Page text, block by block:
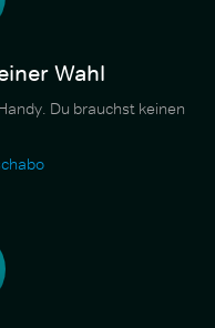
Wahl
Du brauchst keinen